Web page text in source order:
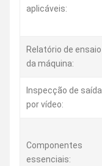
aplicáveis:
Relatório de ensaio
da máquina:
Inspecção de saída
por vídeo:
Componentes
essenciais: